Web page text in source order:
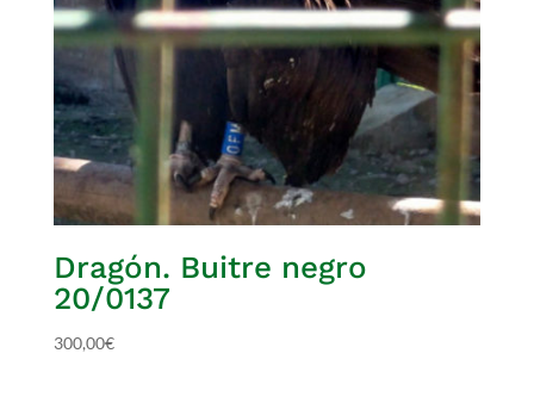
Dragón. Buitre negro
20/0137
300,00€